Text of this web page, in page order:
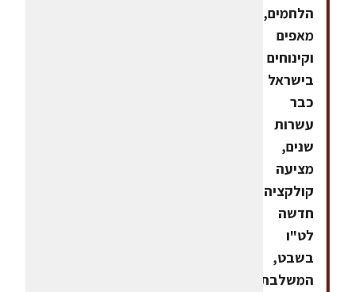
הלחמים,
מאפים
וקינוחים
בישראל
כבר
עשרות
שנים,
מציעה
קולקציה
חדשה
לט"ו
בשבט,
המשלבת